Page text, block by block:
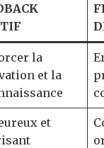
la
et la
et